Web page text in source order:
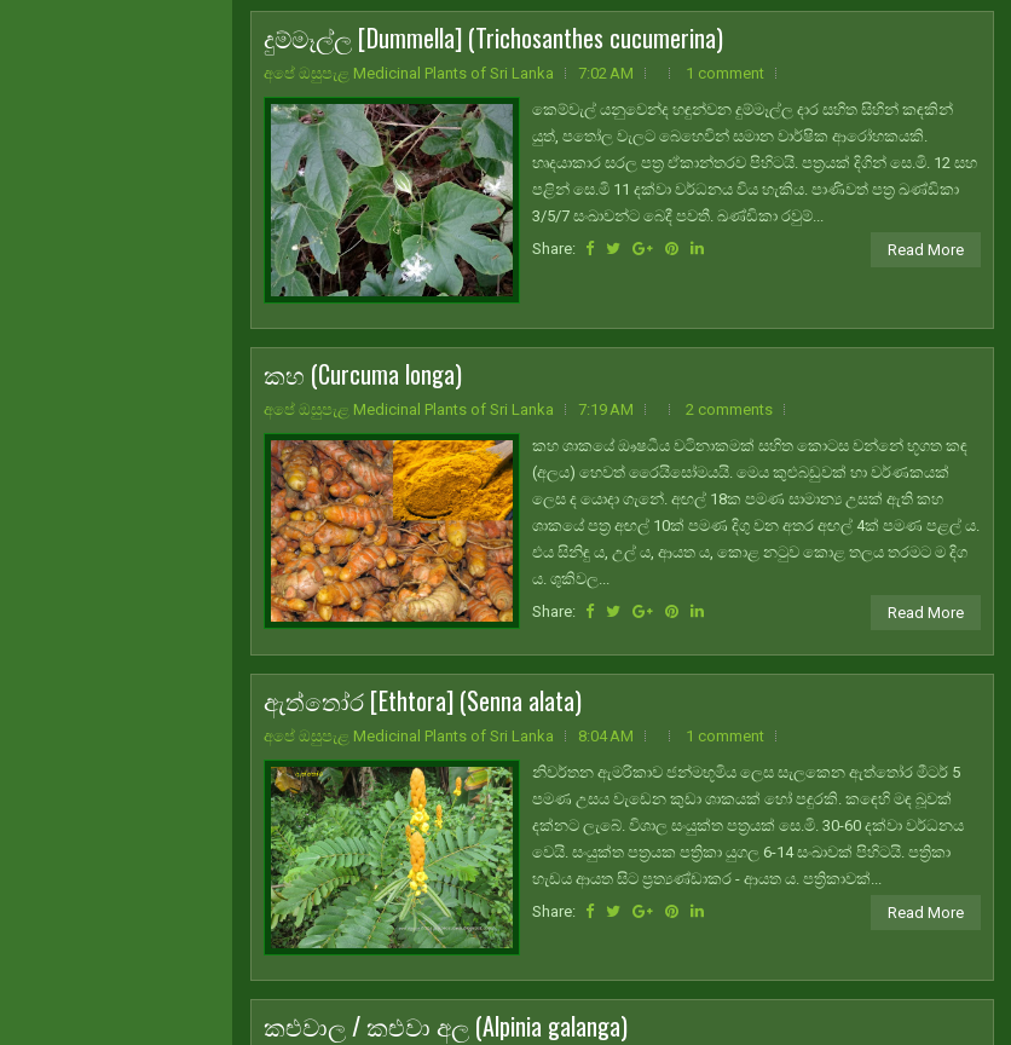
දුම්මෑල්ල [Dummella] (Trichosanthes cucumerina)
අපේ ඔසුපැළ Medicinal Plants of Sri Lanka 7:02 AM
1 comment
කෙම්වැල් යනුවෙන්ද හඳුන්වන දුම්මෑල්ල දාර සහිත සිහින් කඳකින්
යුත්, පතෝල වැලට බෙහෙවින් සමාන වාර්ෂික ආරෝහකයකි.
හෘදයාකාර සරල පත්‍ර ඒකාන්තරව පිහිටයි. පත්‍රයක් දිගින් සෙ.මි. 12 සහ
පළින් සෙ.මි 11 දක්වා වර්ධනය විය හැකිය. පාණිවත් පත්‍ර ඛණ්ඩිකා
3/5/7 සංඛාවන්ට බෙදී පවතී. ඛණ්ඩිකා රවුම්...
Share:
Read More
කහ (Curcuma longa)
අපේ ඔසුපැළ Medicinal Plants of Sri Lanka 7:19 AM
2 comments
කහ ශාකයේ ඖෂධීය වටිනාකමක් සහිත කොටස වන්නේ භූගත කඳ
(අලය) හෙවත් රෛයිසෝමයයි. මෙය කුළුබඩුවක් හා වර්ණකයක්
ලෙස ද යොදා ගැනේ. අඟල් 18ක පමණ සාමාන්‍ය උසක් ඇති කහ
ශාකයේ පත්‍ර අඟල් 10ක් පමණ දිගු වන අතර අඟල් 4ක් පමණ පළල් ය.
එය සිනිඳු ය, උල් ය, ආයත ය, කොළ නටුව කොළ තලය තරමට ම දිග
ය. ශුකිවල...
Share:
Read More
ඇත්තෝර [Ethtora] (Senna alata)
අපේ ඔසුපැළ Medicinal Plants of Sri Lanka 8:04 AM
1 comment
නිවර්තන ඇමරිකාව ජන්මභූමිය ලෙස සැලකෙන ඇත්තෝර මීටර් 5
පමණ උසය වැඩෙන කුඩා ශාකයක් හෝ පඳුරකි. කඳෙහි මඳ බූවක්
දක්නට ලැබේ. විශාල සංයුක්ත පත්‍රයක් සෙ.මි. 30-60 දක්වා වර්ධනය
වෙයි. සංයුක්ත පත්‍රයක පත්‍රිකා යුගල 6-14 සංඛාවක් පිහිටයි. පත්‍රිකා
හැඩය ආයත සිට ප්‍රත්‍යණ්ඩාකර - ආයත ය. පත්‍රිකාවක්...
Share:
Read More
කළුවාල / කළුවා අල (Alpinia galanga)